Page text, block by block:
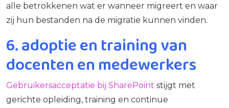
alle betrokkenen wat er wanneer migreert en waar
zij hun bestanden na de migratie kunnen vinden.
6. adoptie en training van
docenten en medewerkers
Gebruikersacceptatie bij SharePoint stijgt met
gerichte opleiding, training en continue